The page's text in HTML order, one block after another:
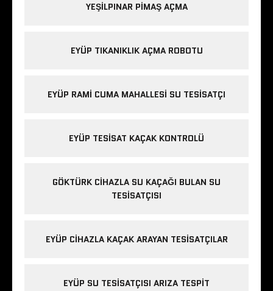
YEŞILPINAR PIMAŞ AÇMA
EYÜP TIKANIKLIK AÇMA ROBOTU
EYÜP RAMI CUMA MAHALLESI SU TESISATÇI
EYÜP TESISAT KAÇAK KONTROLÜ
GÖKTÜRK CIHAZLA SU KAÇAĞI BULAN SU
TESISATÇISI
EYÜP CIHAZLA KAÇAK ARAYAN TESISATÇILAR
EYÜP SU TESISATÇISI ARIZA TESPIT